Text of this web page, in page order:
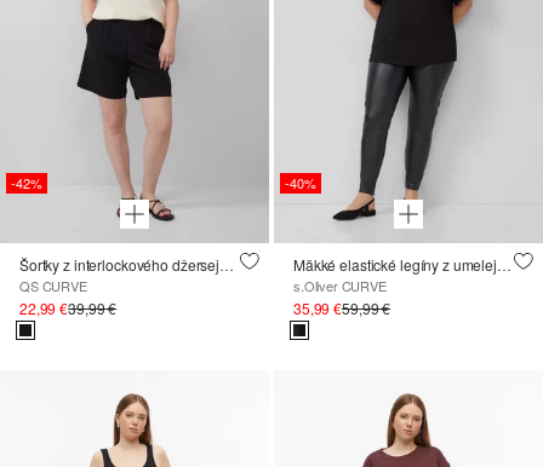
-42%
Šortky z interlockového džerseja s elastickým pásom
QS CURVE
22,99 €39,99 €
-40%
Mäkké elastické legíny z umelej kože
s.Oliver CURVE
35,99 €59,99 €